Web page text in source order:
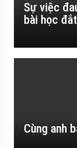
Sự việc
bài học
Cùng anh